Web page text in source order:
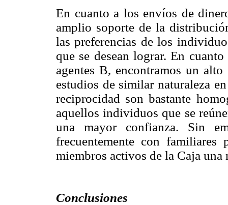
En cuanto a los envíos de
amplio soporte de la
las preferencias de los
que se desean lograr. En
agentes B, encontramos un
estudios de similar naturaleza
reciprocidad son bastante
aquellos individuos que se
una mayor confianza. Sin
frecuentemente con
miembros activos de la Caja
Conclusiones